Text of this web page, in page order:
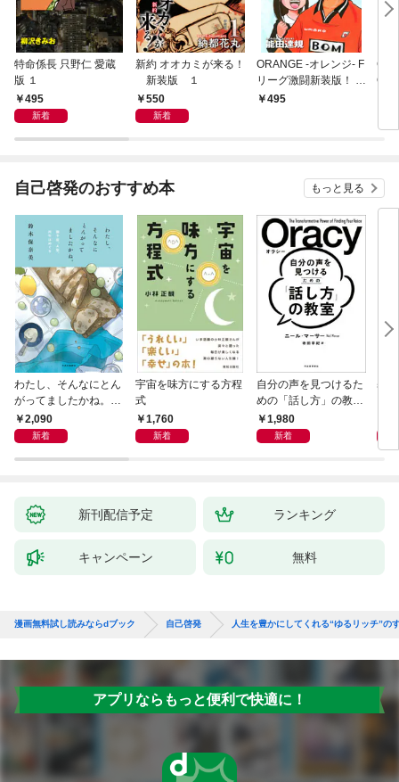
特命係長 只野仁 愛蔵
版 １
495
新着
新約 オオカミが来る！
新装版 １
550
新着
ORANGE -オレンジ- F
リーグ激闘新装版！ 第
１巻495
自己啓発のおすすめ本 もっと見る
わたし、そんなにとん
がってましたかね。
獅子座、Ａ型、丙午は
めぐる
2,090
新着
宇宙を味方にする方程
式
1,760
新着
自分の声を見つけるた
めの「話し方」の教
室 Ｏｒａｃｙ（オラ
シー）
1,980
新着
基
新刊配信予定 ランキング
キャンペーン 無料
漫画無料試し読みならdブック 自己啓発 人生を豊かにしてくれる“ゆるリッチ”の
アプリならもっと便利で快適に！